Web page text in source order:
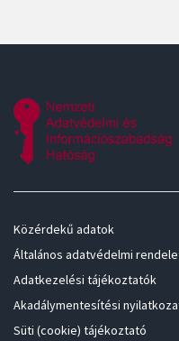
Közérdekű adatok
Általános adatvédelmi
Adatkezelési tájékoztatók
Akadálymentesítési
Süti (cookie) tájékoztató